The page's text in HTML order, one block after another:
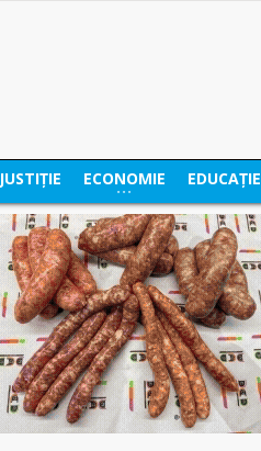
JUSTIȚIE ECONOMIE EDUCAȚIE